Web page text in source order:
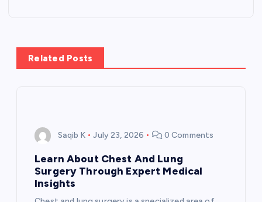
a
v
Related Posts
Saqib K July 23, 2026 0 Comments
Learn About Chest And Lung
Surgery Through Expert Medical
Insights